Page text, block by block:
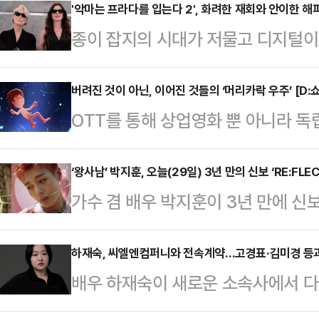
로 13인치 M5 256GB 와이파이+
다. 해당 제품은 지난해 10월 출시
만 정가의 3분의 1 수준에 상품이
르게 확산됐고 약 10분 만에 200여
은 '품절' 처리됐으며 가격도 223만
…
'악마는 프라다를 입는다 2', 화려한 재회와 안이한
종이 잡지의 시대가 저물고 디지털
생존을 건 사투를 벌인다. 저널리즘
뤘다는 점에서는 시의적절한 설정
의무는 없으나, 이 냉혹한 현실이
한 캐릭터들의 재회와 안이한 해피
야기는 저널리스트로 자리 잡았던
로 해고되며 시작한다. 동시에 치명
타개를 위해 앤디를 다시 …
버려진 것이 아닌, 이어진 것들의 ‘머리카락 우주’
OTT를 통해 상업영화 뿐 아니라
수 있는 무대가 생겼습니다. 그중
날카로운 메시지까지 짧고 굵게 존
찾아 소개합니다. <편집자 주> 하
슬픔 속에 갇힌 채 일상을 버텨낸다
있는 엄마의 머리카락을 발견한 우
흘러가는 머리카락을 바라보던 순
…
‘왕사남’ 박지훈, 오늘(29일) 3년 만의 신보
가수 겸 배우 박지훈이 3년 만에
따르면 박지훈은 이날 첫 번째 싱글
다.이번 앨범은 2023년 4월 발매한
랙’(Blank or Black) 이후 3년 만
과 그 안에 남아 있는 감정들을 다
하재숙, 씨엘엔컴퍼니와 전속계약…고경표·김미경 등
배우 하재숙이 새로운 소속사에서
엔컴퍼니는 “배우 하재숙과 전속계